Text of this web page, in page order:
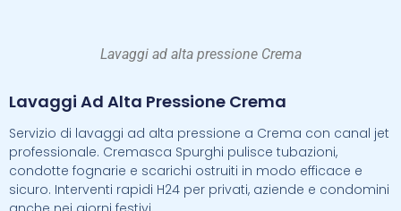
Lavaggi ad alta pressione Crema
Lavaggi Ad Alta Pressione Crema
Servizio di lavaggi ad alta pressione a Crema con canal jet
professionale. Cremasca Spurghi pulisce tubazioni,
condotte fognarie e scarichi ostruiti in modo efficace e
sicuro. Interventi rapidi H24 per privati, aziende e condomini